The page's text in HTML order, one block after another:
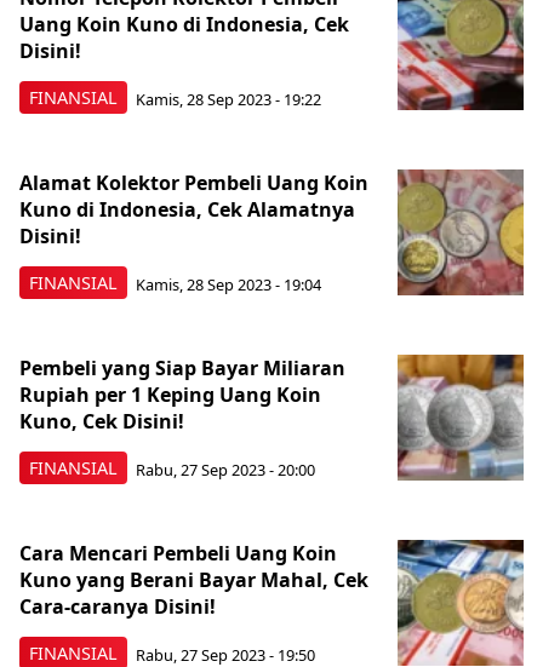
FINANSIAL
Uang Koin Kuno di Indonesia, Cek
Disini!
Kamis, 28 Sep 2023 - 19:22
FINANSIAL
Alamat Kolektor Pembeli Uang Koin
Kuno di Indonesia, Cek Alamatnya
Disini!
Kamis, 28 Sep 2023 - 19:04
FINANSIAL
Pembeli yang Siap Bayar Miliaran
Rupiah per 1 Keping Uang Koin
Kuno, Cek Disini!
Rabu, 27 Sep 2023 - 20:00
FINANSIAL
Cara Mencari Pembeli Uang Koin
Kuno yang Berani Bayar Mahal, Cek
Cara-caranya Disini!
Rabu, 27 Sep 2023 - 19:50